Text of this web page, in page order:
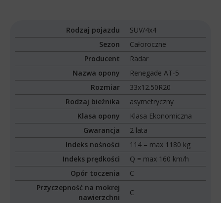
Rodzaj pojazdu
SUV/4x4
Sezon
Całoroczne
Producent
Radar
Nazwa opony
Renegade AT-5
Rozmiar
33x12.50R20
Rodzaj bieżnika
asymetryczny
Klasa opony
Klasa Ekonomiczna
Gwarancja
2 lata
Indeks nośności
114 = max 1180 kg
Indeks prędkości
Q = max 160 km/h
Opór toczenia
C
Przyczepność na mokrej
nawierzchni
C